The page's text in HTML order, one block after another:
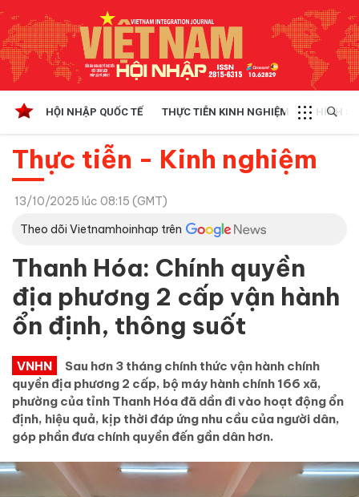
HỘI NHẬP QUỐC TẾ THỰC TIỄN KINH NGHIỆM CHÍNH
Thực tiễn - Kinh nghiệm
13/10/2025 lúc 08:15 (GMT)
Theo dõi Vietnamhoinhap trên
Thanh Hóa: Chính quyền
địa phương 2 cấp vận hành
ổn định, thông suốt
VNHN
Sau hơn 3 tháng chính thức vận hành chính
quyền địa phương 2 cấp, bộ máy hành chính 166 xã,
phường của tỉnh Thanh Hóa đã dần đi vào hoạt động ổn
định, hiệu quả, kịp thời đáp ứng nhu cầu của người dân,
góp phần đưa chính quyền đến gần dân hơn.